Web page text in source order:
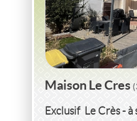
Maison Le Cres
Exclusif  Le Crès -